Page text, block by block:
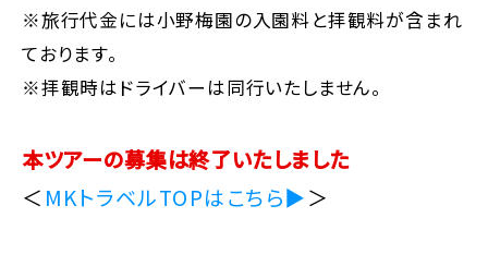
※旅行代金には小野梅園の入園料と拝観料が含まれ
ております。
※拝観時はドライバーは同行いたしません。
本ツアーの募集は終了いたしました
＜ MKトラベルTOPはこちら▶＞